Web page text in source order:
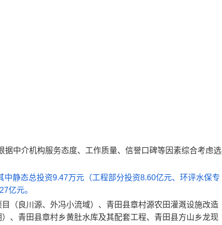
据中介机构服务态度、工作质量、信誉口碑等因素综合考虑选
中静态总投资9.47万元 （工程部分投资8.60亿元、环评水保专
亿元。
（良川源、外冯小流域）、青田县章村源农田灌溉设施改造
、青田县章村乡黄肚水库及其配套工程、青田县方山乡龙现